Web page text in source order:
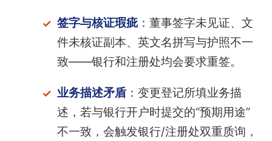
签字与核证瑕疵：董事签字未见证、文
件未核证副本、英文名拼写与护照不一
致——银行和注册处均会要求重签。
业务描述矛盾：变更登记所填业务描
述，若与银行开户时提交的“预期用途”
不一致，会触发银行/注册处双重质询，